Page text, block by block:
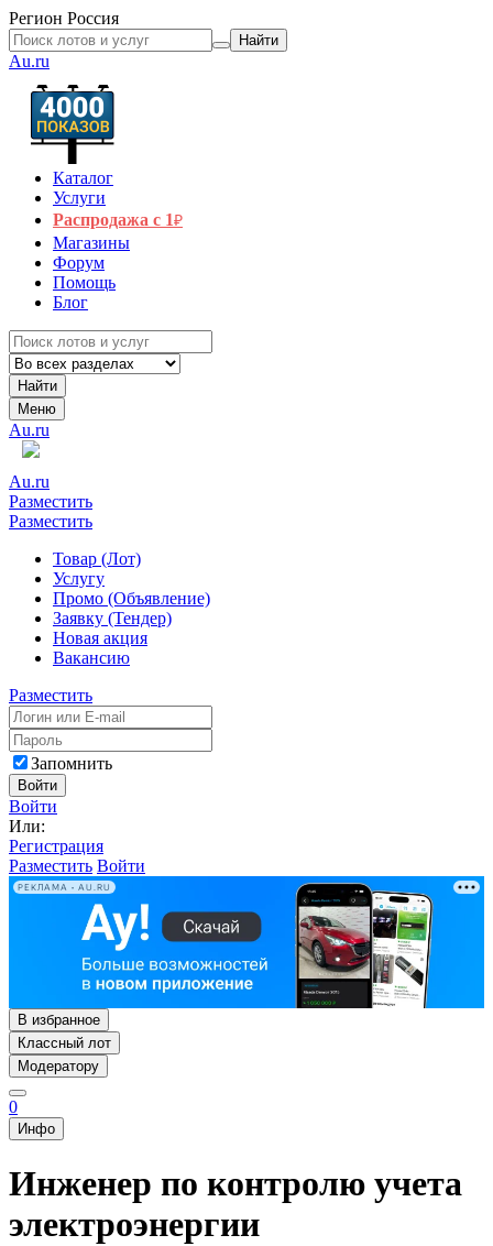
Регион Россия
Найти
Au.ru
Каталог
Услуги
Распродажа с 1₽
Магазины
Форум
Помощь
Блог
Найти
Меню
Au.ru
Au.ru
Разместить
Разместить
Товар (Лот)
Услугу
Промо (Объявление)
Заявку (Тендер)
Новая акция
Вакансию
Разместить
Запомнить
Войти
Войти
Или:
Регистрация
Разместить Войти
РЕКЛАМА • AU.RU
В избранное
Классный лот
Модератору
0
Инфо
Инженер по контролю учета
электроэнергии